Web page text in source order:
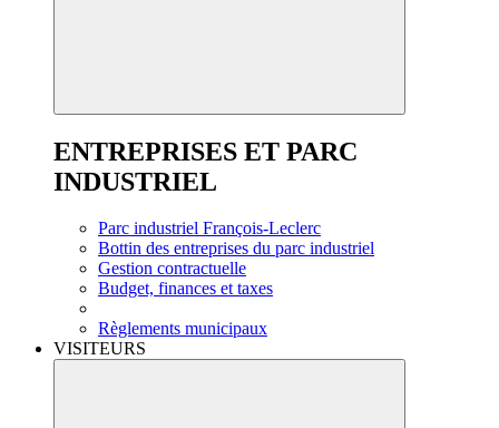
ENTREPRISES ET PARC
INDUSTRIEL
Parc industriel François-Leclerc
Bottin des entreprises du parc industriel
Gestion contractuelle
Budget, finances et taxes
Règlements municipaux
VISITEURS